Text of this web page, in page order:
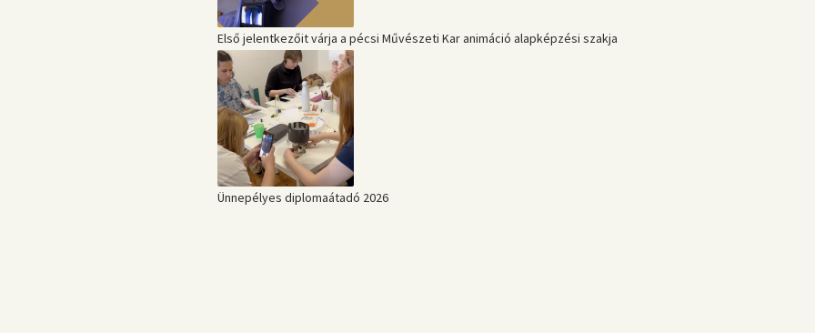
Első jelentkezőit várja a pécsi Művészeti Kar animáció alapképzési szakja
Ünnepélyes diplomaátadó 2026